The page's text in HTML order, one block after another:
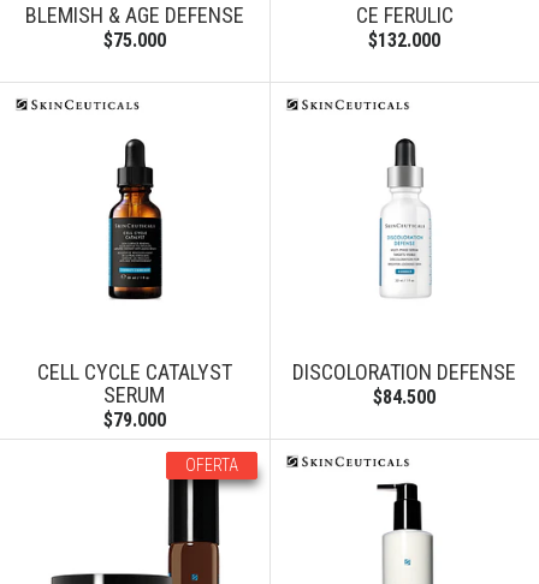
BLEMISH & AGE DEFENSE
$75.000
CE FERULIC
$132.000
CELL CYCLE CATALYST
SERUM
$79.000
DISCOLORATION DEFENSE
$84.500
OFERTA